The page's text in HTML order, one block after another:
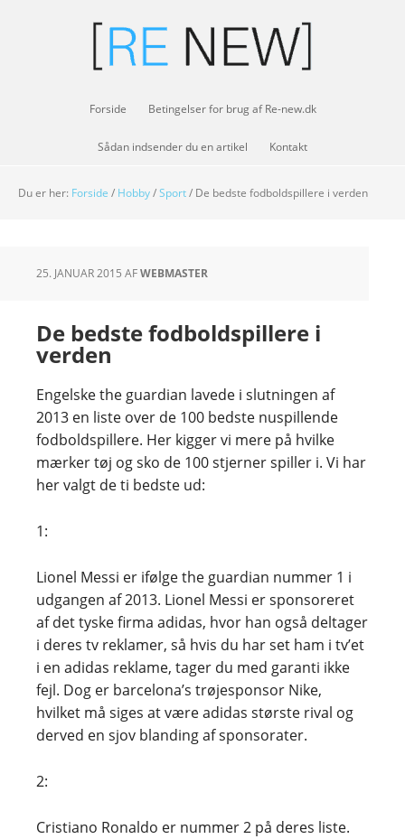
Forside Betingelser for brug af Re-new.dk
Sådan indsender du en artikel Kontakt
Du er her: Forside / Hobby/Sport/ De bedste fodboldspillere i verden
25. JANUAR 2015 AFWEBMASTER
De bedste fodboldspillere i
verden
Engelske the guardian lavede i slutningen af
2013 en liste over de 100 bedste nuspillende
fodboldspillere. Her kigger vi mere på hvilke
mærker tøj og sko de 100 stjerner spiller i. Vi har
her valgt de ti bedste ud:
1:
Lionel Messi er ifølge the guardian nummer 1 i
udgangen af 2013. Lionel Messi er sponsoreret
af det tyske firma adidas, hvor han også deltager
i deres tv reklamer, så hvis du har set ham i tv’et
i en adidas reklame, tager du med garanti ikke
fejl. Dog er barcelona’s trøjesponsor Nike,
hvilket må siges at være adidas største rival og
derved en sjov blanding af sponsorater.
2:
Cristiano Ronaldo er nummer 2 på deres liste.